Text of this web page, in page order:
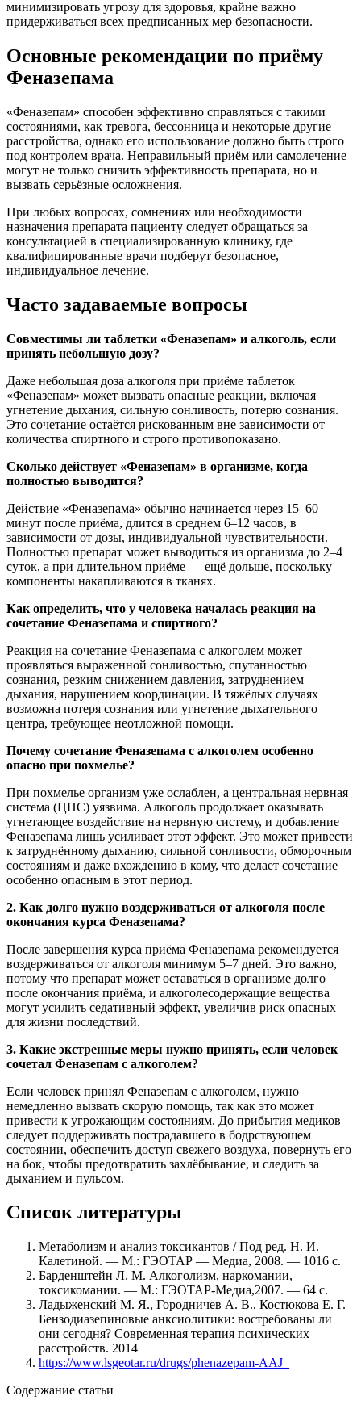
минимизировать угрозу для здоровья, крайне важно
придерживаться всех предписанных мер безопасности.
Основные рекомендации по приёму
Феназепама
«Феназепам» способен эффективно справляться с такими
состояниями, как тревога, бессонница и некоторые другие
расстройства, однако его использование должно быть строго
под контролем врача. Неправильный приём или самолечение
могут не только снизить эффективность препарата, но и
вызвать серьёзные осложнения.
При любых вопросах, сомнениях или необходимости
назначения препарата пациенту следует обращаться за
консультацией в специализированную клинику, где
квалифицированные врачи подберут безопасное,
индивидуальное лечение.
Часто задаваемые вопросы
Совместимы ли таблетки «Феназепам» и алкоголь, если
принять небольшую дозу?
Даже небольшая доза алкоголя при приёме таблеток
«Феназепам» может вызвать опасные реакции, включая
угнетение дыхания, сильную сонливость, потерю сознания.
Это сочетание остаётся рискованным вне зависимости от
количества спиртного и строго противопоказано.
Сколько действует «Феназепам» в организме, когда
полностью выводится?
Действие «Феназепама» обычно начинается через 15–60
минут после приёма, длится в среднем 6–12 часов, в
зависимости от дозы, индивидуальной чувствительности.
Полностью препарат может выводиться из организма до 2–4
суток, а при длительном приёме — ещё дольше, поскольку
компоненты накапливаются в тканях.
Как определить, что у человека началась реакция на
сочетание Феназепама и спиртного?
Реакция на сочетание Феназепама с алкоголем может
проявляться выраженной сонливостью, спутанностью
сознания, резким снижением давления, затруднением
дыхания, нарушением координации. В тяжёлых случаях
возможна потеря сознания или угнетение дыхательного
центра, требующее неотложной помощи.
Почему сочетание Феназепама с алкоголем особенно
опасно при похмелье?
При похмелье организм уже ослаблен, а центральная нервная
система (ЦНС) уязвима. Алкоголь продолжает оказывать
угнетающее воздействие на нервную систему, и добавление
Феназепама лишь усиливает этот эффект. Это может привести
к затруднённому дыханию, сильной сонливости, обморочным
состояниям и даже вхождению в кому, что делает сочетание
особенно опасным в этот период.
2. Как долго нужно воздерживаться от алкоголя после
окончания курса Феназепама?
После завершения курса приёма Феназепама рекомендуется
воздерживаться от алкоголя минимум 5–7 дней. Это важно,
потому что препарат может оставаться в организме долго
после окончания приёма, и алкоголесодержащие вещества
могут усилить седативный эффект, увеличив риск опасных
для жизни последствий.
3. Какие экстренные меры нужно принять, если человек
сочетал Феназепам с алкоголем?
Если человек принял Феназепам с алкоголем, нужно
немедленно вызвать скорую помощь, так как это может
привести к угрожающим состояниям. До прибытия медиков
следует поддерживать пострадавшего в бодрствующем
состоянии, обеспечить доступ свежего воздуха, повернуть его
на бок, чтобы предотвратить захлёбывание, и следить за
дыханием и пульсом.
Список литературы
Метаболизм и анализ токсикантов / Под ред. Н. И.
Калетиной. — М.: ГЭОТАР — Медиа, 2008. — 1016 с.
Барденштейн Л. М. Алкоголизм, наркомании,
токсикомании. — М.: ГЭОТАР-Медиа,2007. — 64 с.
Ладыженский М. Я., Городничев А. В., Костюкова Е. Г.
Бензодиазепиновые анксиолитики: востребованы ли
они сегодня? Современная терапия психических
расстройств. 2014
https://www.lsgeotar.ru/drugs/phenazepam-AAJ_
Содержание статьи